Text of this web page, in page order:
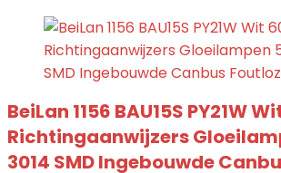
BeiLan 1156 BAU15S PY21W
Richtingaanwijzers
3014 SMD Ingebouwde